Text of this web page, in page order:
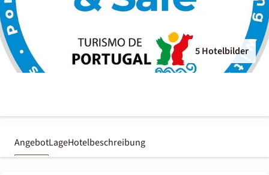
5 Hotelbilder
AngebotLageHotelbeschreibung